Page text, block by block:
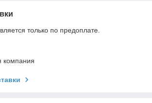
только по предоплате.
компания